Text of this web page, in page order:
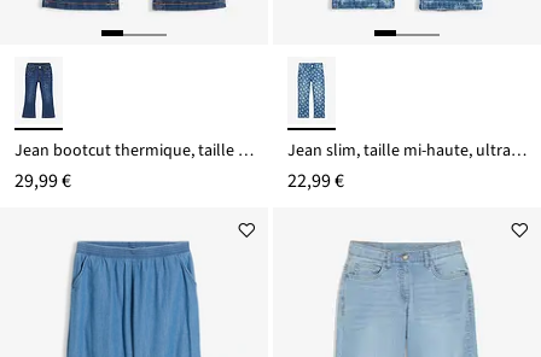
Jean bootcut thermique, taille mi-haute
29,99 €
Jean slim, taille mi-haute, ultra doux
22,99 €